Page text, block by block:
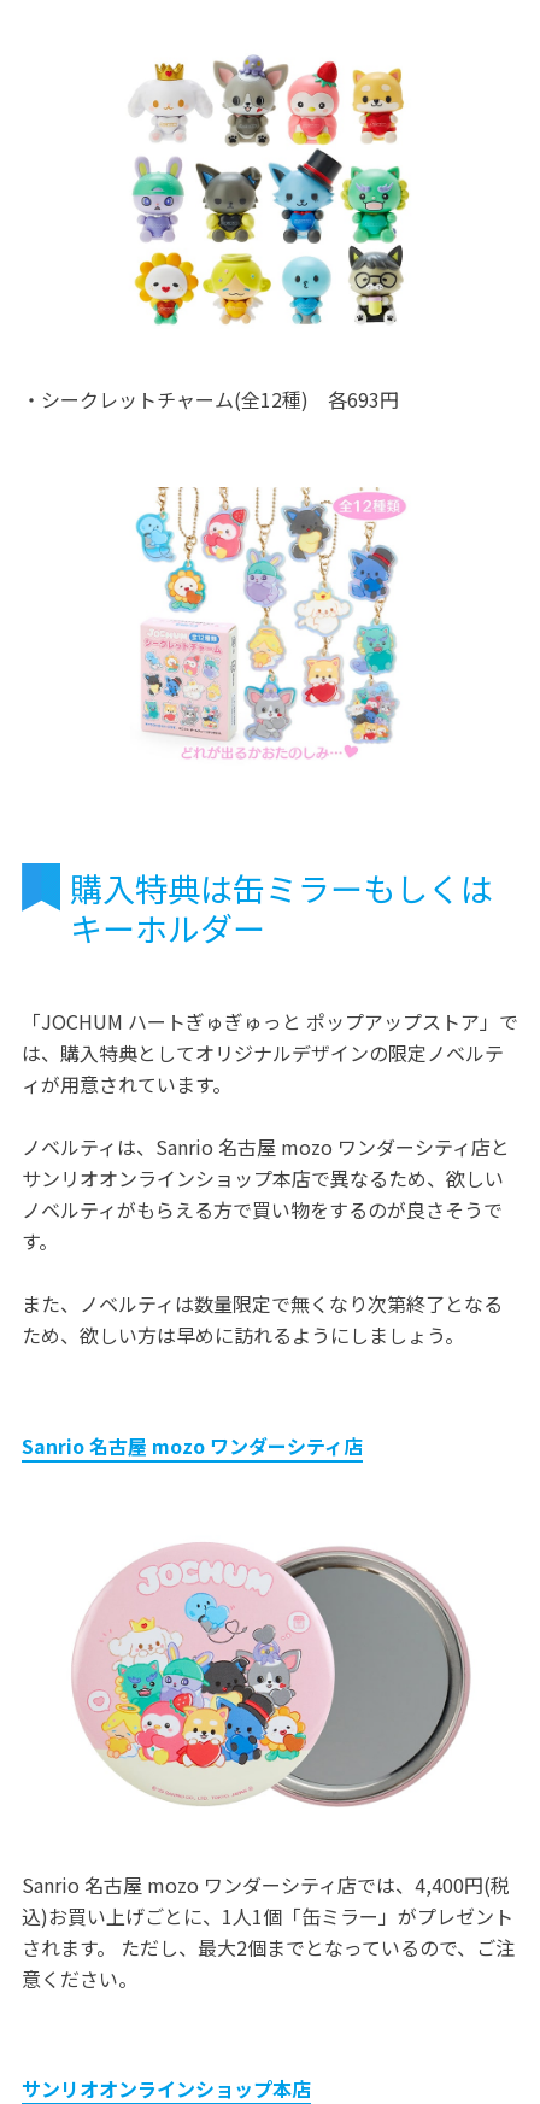
・シークレットチャーム(全12種) 各693円
購入特典は缶ミラーもしくは
キーホルダー
「JOCHUM ハートぎゅぎゅっと ポップアップストア」で
は、購入特典としてオリジナルデザインの限定ノベルテ
ィが用意されています。
ノベルティは、Sanrio 名古屋 mozo ワンダーシティ店と
サンリオオンラインショップ本店で異なるため、欲しい
ノベルティがもらえる方で買い物をするのが良さそうで
す。
また、ノベルティは数量限定で無くなり次第終了となる
ため、欲しい方は早めに訪れるようにしましょう。
Sanrio 名古屋 mozo ワンダーシティ店
Sanrio 名古屋 mozo ワンダーシティ店では、4,400円(税
込)お買い上げごとに、1人1個「缶ミラー」がプレゼント
されます。 ただし、最大2個までとなっているので、ご注
意ください。
サンリオオンラインショップ本店